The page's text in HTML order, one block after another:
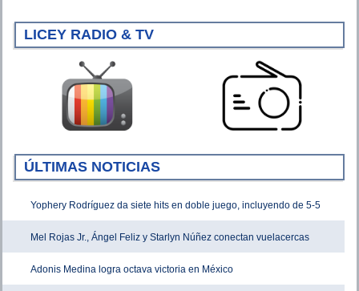
LICEY RADIO & TV
ÚLTIMAS NOTICIAS
Yophery Rodríguez da siete hits en doble juego, incluyendo de 5-5
Mel Rojas Jr., Ángel Feliz y Starlyn Núñez conectan vuelacercas
Adonis Medina logra octava victoria en México